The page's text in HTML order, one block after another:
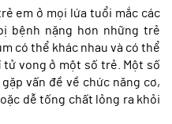
em ở mọi lứa tuổi mắc các
bệnh nặng hơn những trẻ
có thể khác nhau và có thể
tử vong ở một số trẻ. Một số
vấn đề về chức năng cơ,
dễ tống chất lỏng ra khỏi